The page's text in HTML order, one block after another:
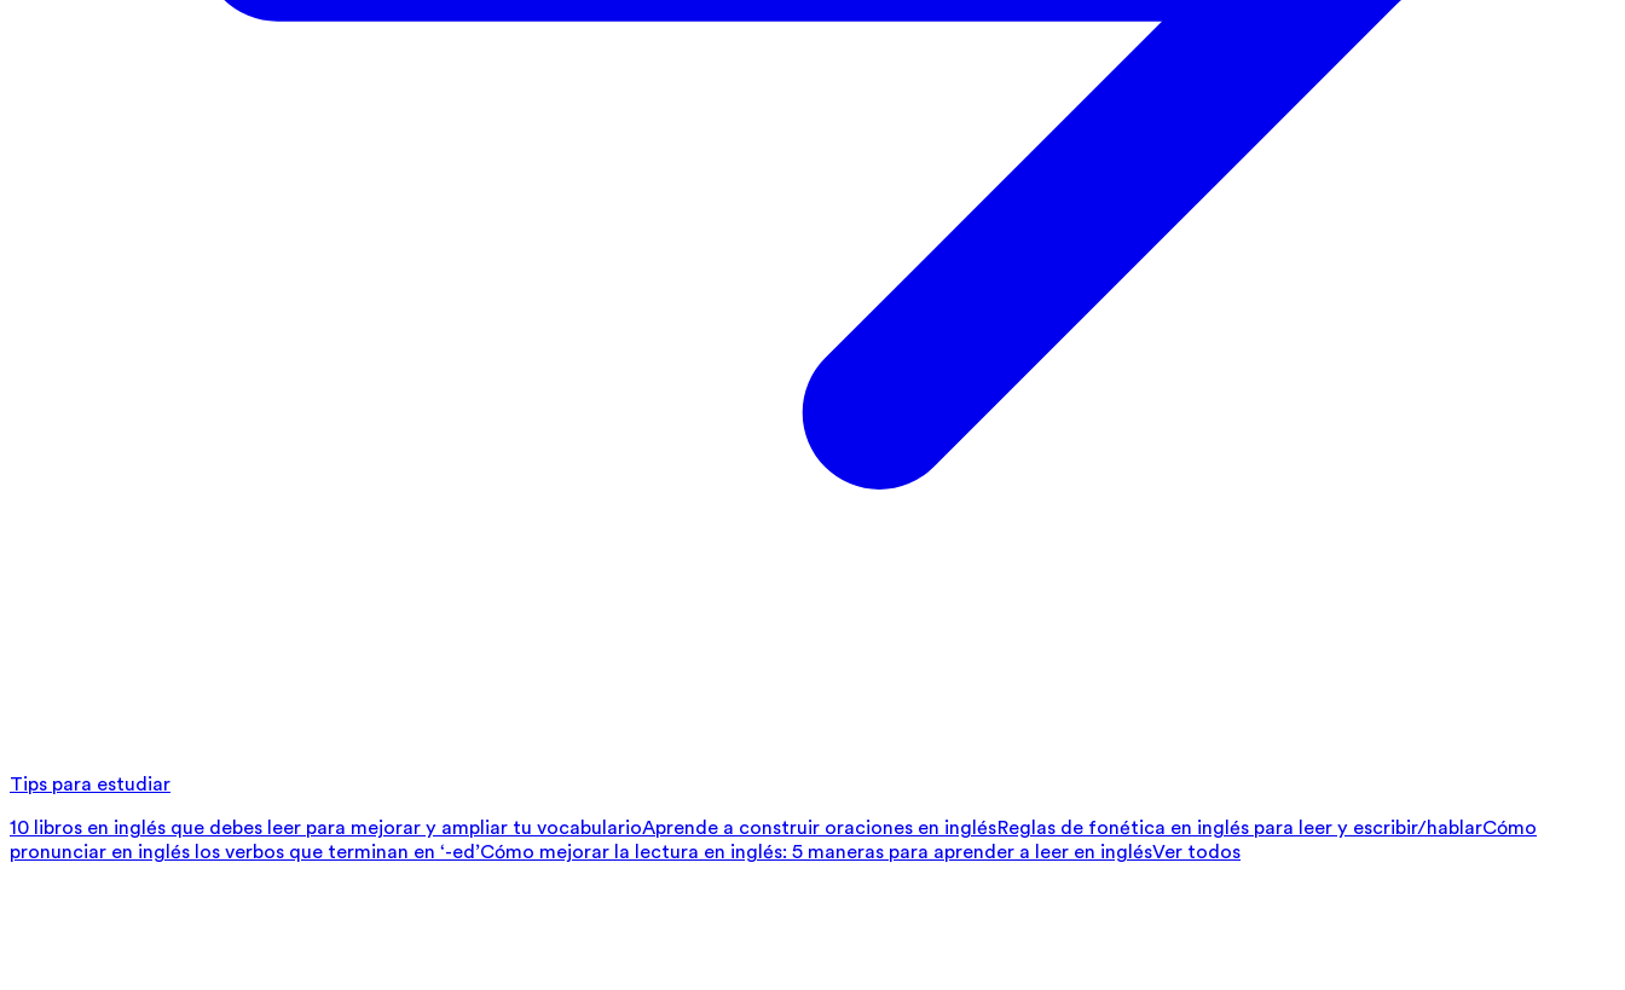
Tips para estudiar
10 libros en inglés que debes leer para mejorar y ampliar tu vocabularioAprende a construir oraciones en inglésReglas de fonética en inglés para leer y escribir/hablarCómo
pronunciar en inglés los verbos que terminan en ‘-ed’Cómo mejorar la lectura en inglés: 5 maneras para aprender a leer en inglésVer todos